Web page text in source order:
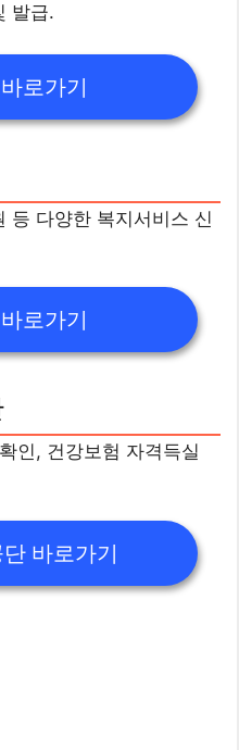
발급.
로가기
등 다양한 복지서비스 신
로가기
인, 건강보험 자격득실
바로가기